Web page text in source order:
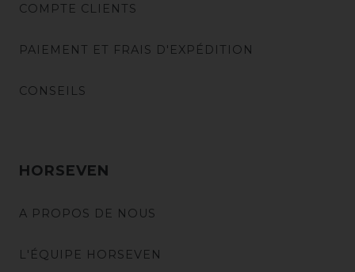
COMPTE CLIENTS
PAIEMENT ET FRAIS D'EXPÉDITION
CONSEILS
HORSEVEN
A PROPOS DE NOUS
L'ÉQUIPE HORSEVEN